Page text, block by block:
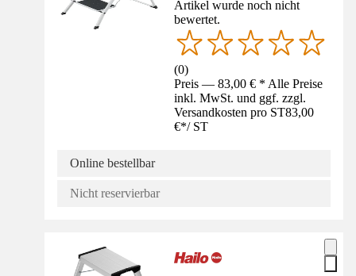
Artikel wurde noch nicht
bewertet.
(0)
Preis — 83,00 € * Alle Preise
inkl. MwSt. und ggf. zzgl.
Versandkosten pro ST83,00
€*/ ST
Online bestellbar
Nicht reservierbar